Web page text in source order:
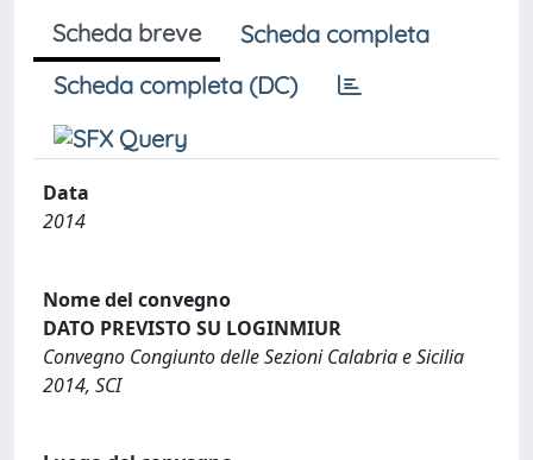
Scheda breve
Scheda completa
Scheda completa (DC)
Data
2014
Nome del convegno
DATO PREVISTO SU LOGINMIUR
Convegno Congiunto delle Sezioni Calabria e Sicilia
2014, SCI